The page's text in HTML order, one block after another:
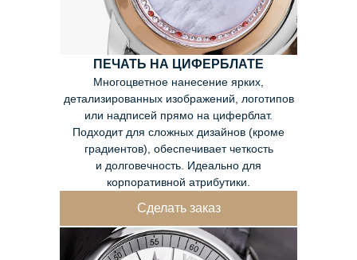
ПЕЧАТЬ НА ЦИФЕРБЛАТЕ
Многоцветное нанесение ярких,
детализированных изображений, логотипов
или надписей прямо на циферблат.
Подходит для сложных дизайнов (кроме
градиентов), обеспечивает четкость
и долговечность. Идеально для
корпоративной атрибутики.
Сделать заказ